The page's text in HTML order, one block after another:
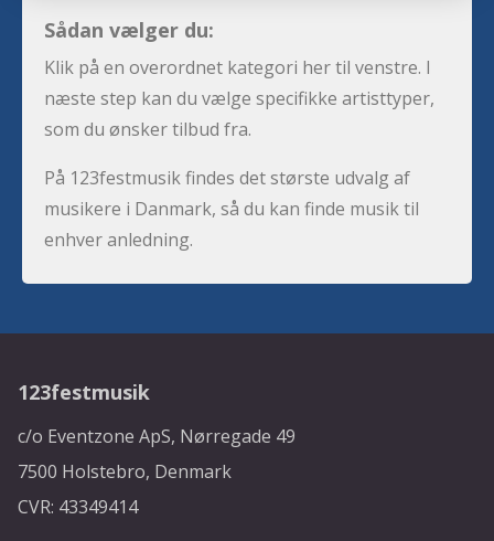
Sådan vælger du:
Klik på en overordnet kategori her til venstre. I
næste step kan du vælge specifikke artisttyper,
som du ønsker tilbud fra.
På 123festmusik findes det største udvalg af
musikere i Danmark, så du kan finde musik til
enhver anledning.
123festmusik
c/o Eventzone ApS, Nørregade 49
7500 Holstebro, Denmark
CVR: 43349414